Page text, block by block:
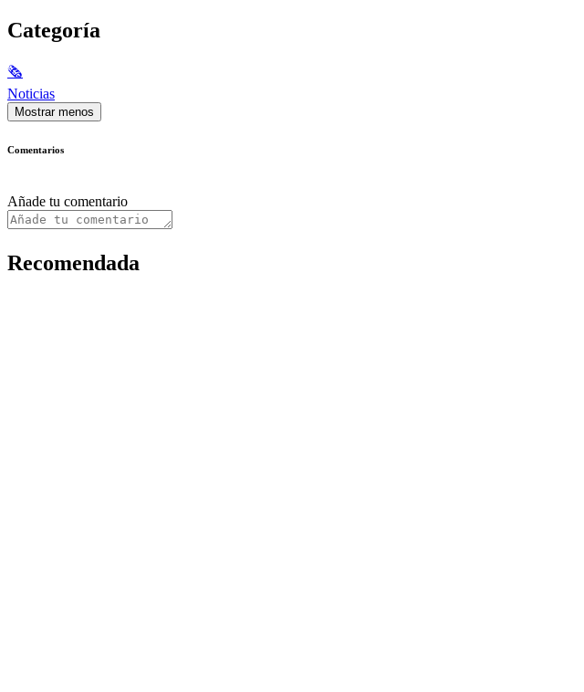
Categoría
🗞
Noticias
Mostrar menos
Comentarios
Añade tu comentario
Recomendada